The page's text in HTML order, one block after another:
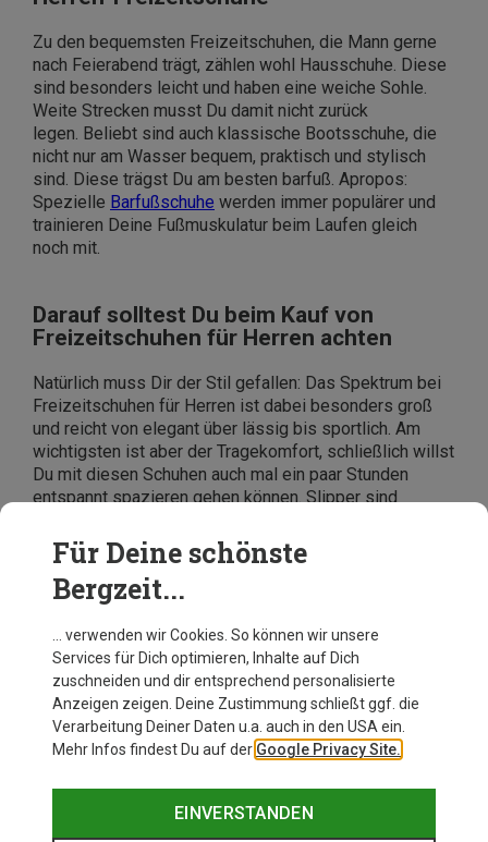
Zu den bequemsten Freizeitschuhen, die Mann gerne
nach Feierabend trägt, zählen wohl Hausschuhe. Diese
sind besonders leicht und haben eine weiche Sohle.
Weite Strecken musst Du damit nicht zurück
legen. Beliebt sind auch klassische Bootsschuhe, die
nicht nur am Wasser bequem, praktisch und stylisch
sind. Diese trägst Du am besten barfuß. Apropos:
Spezielle Barfußschuhe werden immer populärer und
trainieren Deine Fußmuskulatur beim Laufen gleich
noch mit.
Darauf solltest Du beim Kauf von
Freizeitschuhen für Herren achten
Natürlich muss Dir der Stil gefallen: Das Spektrum bei
Freizeitschuhen für Herren ist dabei besonders groß
und reicht von elegant über lässig bis sportlich. Am
wichtigsten ist aber der Tragekomfort, schließlich willst
Du mit diesen Schuhen auch mal ein paar Stunden
entspannt spazieren gehen können. Slipper sind
Du Schnürschuhe besser an Deinen Fuß
anpassen. Willst Du die Herren-Freizeitschuhe auch
zum Sport, in der Halle oder draußen, tragen, sollten
Für Deine schönste
Bergzeit...
… verwenden wir Cookies. So können wir unsere
Services für Dich optimieren, Inhalte auf Dich
zuschneiden und dir entsprechend personalisierte
Anzeigen zeigen. Deine Zustimmung schließt ggf. die
Verarbeitung Deiner Daten u.a. auch in den USA ein.
Mehr Infos findest Du auf der Google Privacy Site.
EINVERSTANDEN